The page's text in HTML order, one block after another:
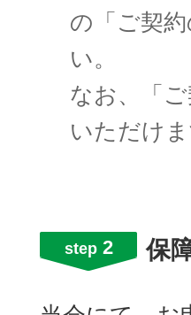
の「ご契
い。
なお、「
いただけま
保
step2